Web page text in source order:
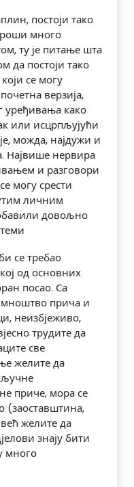
постоји тако
много
ту је питање шта
да постоји тако
се могу
верзија,
уређивања како
или исцрпљујући
можда, најдужи и
Највише нервира
и разговори
могу срести
личним
довољно
се требао
од основних
посао. Са
мноштво прича и
неизбјеживо,
трудите да
све
желите да
приче, мора се
(заоставштина,
желите да
знају бити
много